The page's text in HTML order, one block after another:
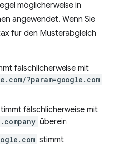
möglicherweise in
angewendet. Wenn Sie
für den Musterabgleich
fälschlicherweise mit
?param=google.com
fälschlicherweise mit
überein
stimmt